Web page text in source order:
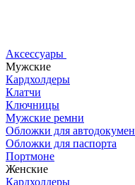
Аксессуары
Мужские
Кардхолдеры
Клатчи
Ключницы
Мужские ремни
Обложки для
Обложки для паспорта
Портмоне
Женские
Кардхолдеры